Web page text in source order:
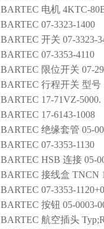
BARTEC 电机 4KTC-
BARTEC 07-3323-1400
BARTEC 开关 07-3323-
BARTEC 07-3353-4110
BARTEC 限位开关 07-
BARTEC 行程开关 型号
BARTEC 17-71VZ-5000.
BARTEC 17-6143-1008
BARTEC 绝缘套管 05-
BARTEC 07-3353-1130
BARTEC HSB 连接 05-
BARTEC 接线盒 TNCN
BARTEC 07-3353-
BARTEC 按钮 05-0003-
BARTEC 航空插头